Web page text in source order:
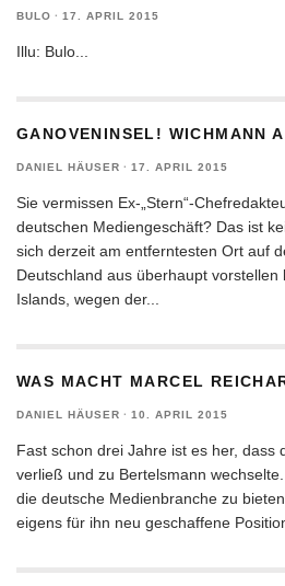
BULO · 17. APRIL 2015
Illu: Bulo...
GANOVENINSEL! WICHMANN
DANIEL HÄUSER · 17. APRIL 2015
Sie vermissen Ex-„Stern“-
deutschen Mediengeschäft? Das ist
sich derzeit am entferntesten Ort auf
Deutschland aus überhaupt
Islands, wegen der...
WAS MACHT MARCEL
DANIEL HÄUSER · 10. APRIL 2015
Fast schon drei Jahre ist es her, dass
verließ und zu Bertelsmann
die deutsche Medienbranche zu
eigens für ihn neu geschaffene